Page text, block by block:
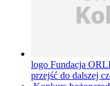
logo Fundacja
przejść do dalszej